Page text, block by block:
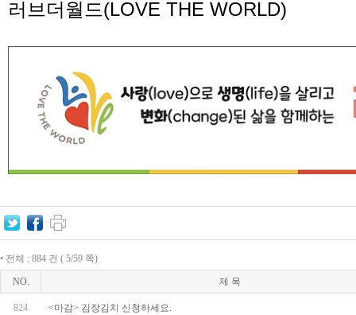
러브더월드(LOVE THE WORLD)
• 전체 : 884 건 ( 5/59 쪽)
NO. 제 목
824 <마감> 김장김치 신청하세요.